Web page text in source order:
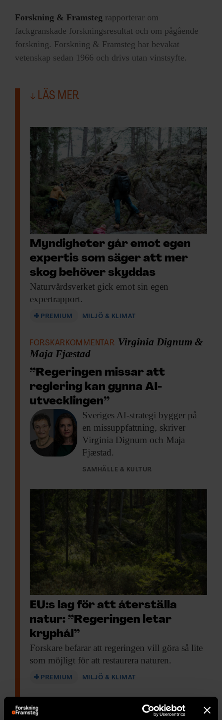
Forskning & Framsteg rapporterar om
fackgranskade forskningsresultat och om pågående
forskning. Forskning & Framsteg har bevakat
vetenskap sedan 1966 och drivs utan vinstsyfte.
LÄS MER
Myndigheter går emot egen
expertis som säger att mer
skog behöver skyddas
Naturvårdsverket gick emot sin egen
expertrapport.
PREMIUM MILJÖ & KLIMAT
FORSKARKOMMENTAR Virginia Dignum &
Maja Fjæstad
”Regeringen missar att
reglering kan gynna AI-
utvecklingen”
Sveriges AI-strategi bygger på
en missuppfattning, skriver
Virginia Dignum och Maja
Fjæstad.
SAMHÄLLE & KULTUR
EU:s lag för att återställa
natur: ”Regeringen letar
kryphål”
Forskare befarar att regeringen vill göra så lite
som möjligt för att restaurera naturen.
PREMIUM MILJÖ & KLIMAT